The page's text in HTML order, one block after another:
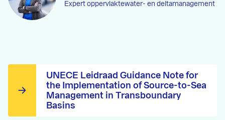
Expert oppervlaktewater- en deltamanagement
UNECE Leidraad Guidance Note for
the Implementation of Source-to-Sea
Management in Transboundary
Basins